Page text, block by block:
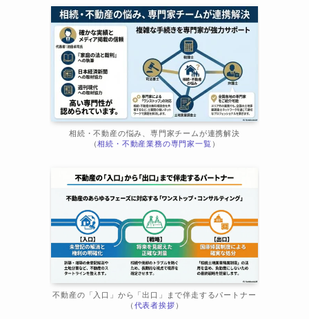
相続・不動産の悩み、専門家チームが連携解決
（相続・不動産業務の専門家一覧）
不動産の「入口」から「出口」まで伴走するパートナー
（代表者挨拶）